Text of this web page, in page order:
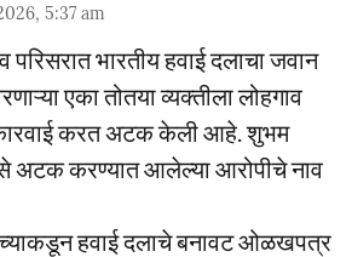
5:37 am
परिसरात भारतीय हवाई दलाचा जवान
एका तोतया व्यक्तीला लोहगाव
करत अटक केली आहे. शुभम
अटक करण्यात आलेल्या आरोपीचे नाव
हवाई दलाचे बनावट ओळखपत्र